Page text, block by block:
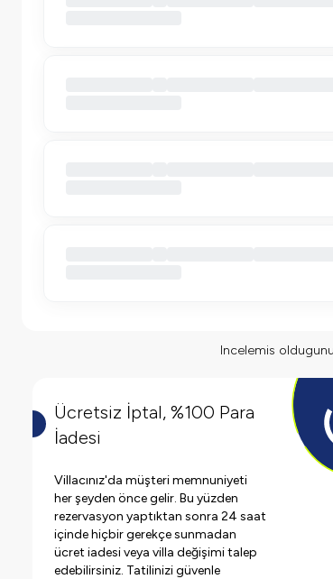
Incelemis
Ücretsiz İptal, %100 Para
İadesi
Villacınız'da müşteri memnuniyeti
her şeyden önce gelir. Bu yüzden
rezervasyon yaptıktan sonra 24 saat
içinde hiçbir gerekçe sunmadan
ücret iadesi veya villa değişimi talep
edebilirsiniz. Tatilinizi güvenle